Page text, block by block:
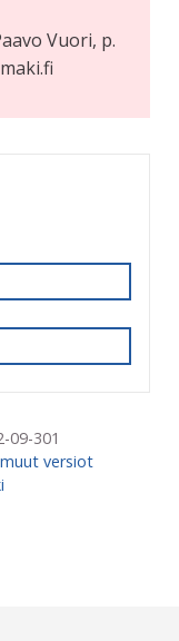
Vuori, p.
(neuvola)
09-301
versiot